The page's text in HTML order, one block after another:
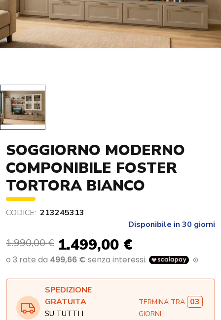
SOGGIORNO MODERNO
COMPONIBILE FOSTER
TORTORA BIANCO
CODICE: 213245313
Disponibile in 30 giorni
1.990,00 € 1.499,00 €
SPEDIZIONE
GRATUITA
SU TUTTI I
TERMINA TRA 03
GIORNI